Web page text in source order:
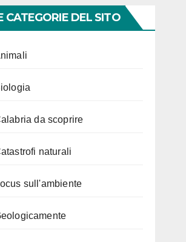
CATEGORIE DEL SITO
da scoprire
naturali
sull'ambiente